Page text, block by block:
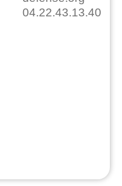
04.22.43.13.40